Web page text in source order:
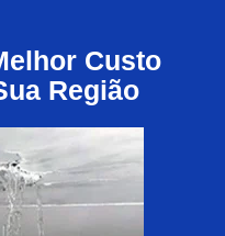
Custo
Região